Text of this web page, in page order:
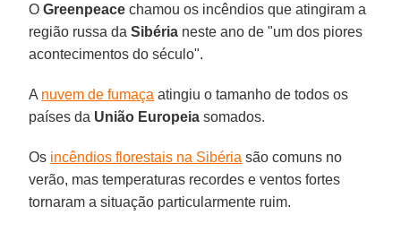
OGreenpeace chamou os incêndios que atingiram a
região russa daSibéria neste ano de "um dos piores
acontecimentos do século".
A nuvem de fumaça atingiu o tamanho de todos os
países da União Europeia somados.
Os incêndios florestais na Sibéria são comuns no
verão, mas temperaturas recordes e ventos fortes
tornaram a situação particularmente ruim.